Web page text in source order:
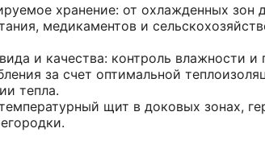
хранение: от охлажденных зон
медикаментов и
и качества: контроль влажности
за счет оптимальной
тепла.
щит в доковых зонах,